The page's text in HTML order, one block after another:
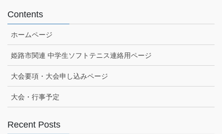
Contents
ホームページ
姫路市関連 中学生ソフトテニス連絡用ページ
大会要項・大会申し込みページ
大会・行事予定
Recent Posts